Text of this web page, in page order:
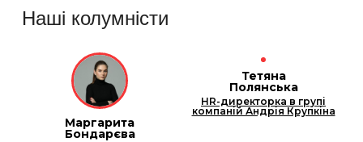
Наші колумністи
Маргарита
Бондарєва
Тетяна
Полянська
HR-директорка в групі
компаній Андрія Крупкіна